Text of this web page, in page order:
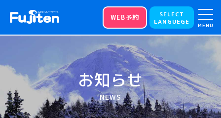
WEB予約
SELECT
LANGUEGE
MENU
お知らせ
NEWS